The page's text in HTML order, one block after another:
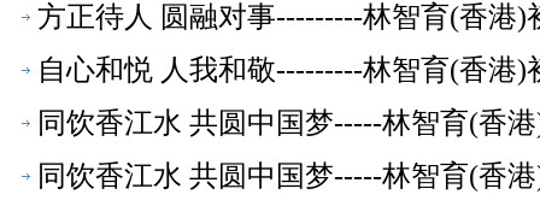
方正待人 圆融对事---------林智育(香港)
自心和悦 人我和敬---------林智育(香港)
同饮香江水 共圆中国梦-----林智育(香
同饮香江水 共圆中国梦-----林智育(香